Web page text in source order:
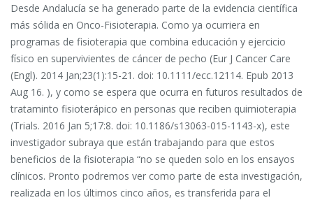
Desde Andalucía se ha generado parte de la evidencia científica
más sólida en Onco-Fisioterapia. Como ya ocurriera en
programas de fisioterapia que combina educación y ejercicio
físico en supervivientes de cáncer de pecho (Eur J Cancer Care
(Engl). 2014 Jan;23(1):15-21. doi: 10.1111/ecc.12114. Epub 2013
Aug 16. ), y como se espera que ocurra en futuros resultados de
trataminto fisioterápico en personas que reciben quimioterapia
(Trials. 2016 Jan 5;17:8. doi: 10.1186/s13063-015-1143-x), este
investigador subraya que están trabajando para que estos
beneficios de la fisioterapia “no se queden solo en los ensayos
clínicos. Pronto podremos ver como parte de esta investigación,
realizada en los últimos cinco años, es transferida para el